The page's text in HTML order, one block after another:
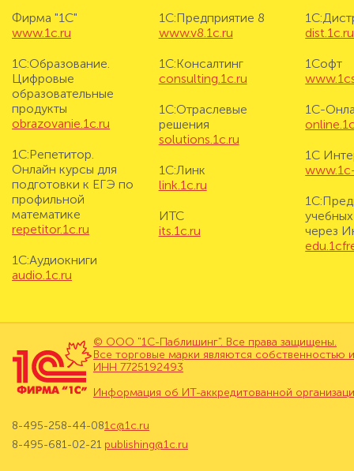
Фирма "1С"
www.1c.ru
1С:Образование.
Цифровые
образовательные
продукты
obrazovanie.1c.ru
1С:Репетитор.
Онлайн курсы для
подготовки к ЕГЭ по
профильной
математике
repetitor.1c.ru
1С:Аудиокниги
audio.1c.ru
1С:Предприятие 8
www.v8.1c.ru
1С:Консалтинг
consulting.1c.ru
1С:Отраслевые
решения
solutions.1c.ru
1С:Линк
link.1c.ru
ИТС
its.1c.ru
dist.1c.ru
1Софт
1С-
1С
через
© ООО "1С-Паблишинг". Все права защищены.
Все торговые марки являются собственностью
ИНН 7725192493
Информация об ИТ-аккредитованной
8-495-258-44-08
8-495-681-02-21
1c@1c.ru
publishing@1c.ru